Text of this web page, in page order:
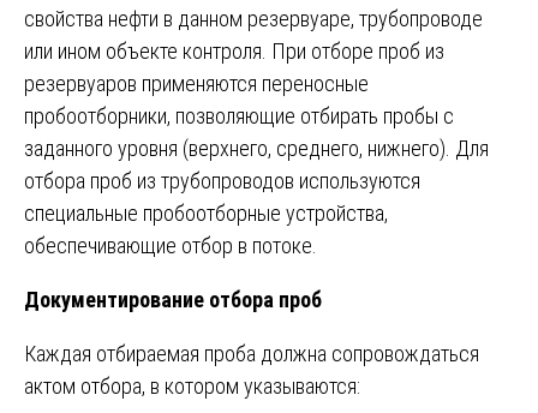
свойства нефти в данном резервуаре, трубопроводе
или ином объекте контроля. При отборе проб из
резервуаров применяются переносные
пробоотборники, позволяющие отбирать пробы с
заданного уровня (верхнего, среднего, нижнего). Для
отбора проб из трубопроводов используются
специальные пробоотборные устройства,
обеспечивающие отбор в потоке.
Документирование отбора проб
Каждая отбираемая проба должна сопровождаться
актом отбора, в котором указываются: